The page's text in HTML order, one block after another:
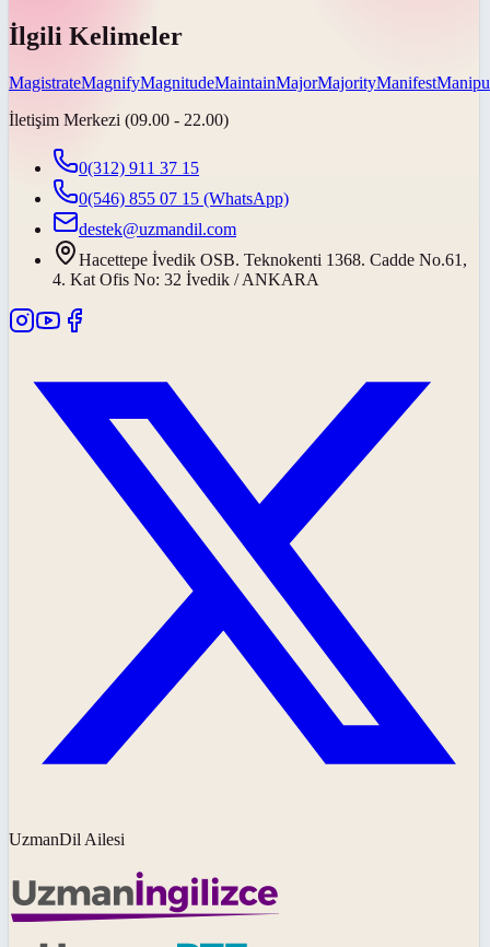
İlgili Kelimeler
MagistrateMagnifyMagnitudeMaintainMajorMajorityManifest
İletişim Merkezi (09.00 - 22.00)
0(312) 911 37 15
0(546) 855 07 15 (WhatsApp)
destek@uzmandil.com
Hacettepe İvedik OSB. Teknokenti 1368. Cadde No.61,
4. Kat Ofis No: 32 İvedik / ANKARA
UzmanDil Ailesi